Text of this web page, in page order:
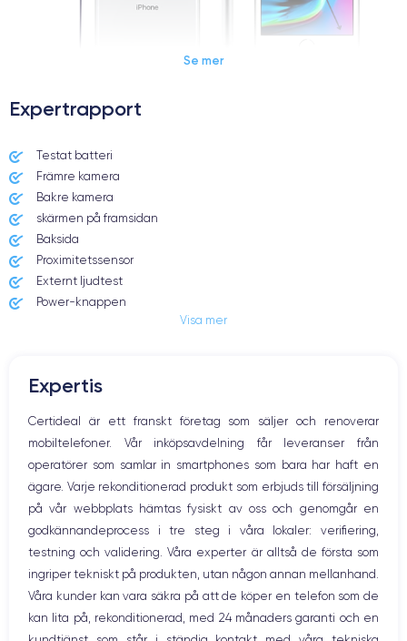
Date de sortie
12/09/2017
Dimensions
IPS LCD 4.7 pouces
Apple A11 Bionic 6
Nom GPU
Apple GPU (3-Core)
Fréq. processeur
2.06 GHz
12 MP 7 MP
Résolution vidéo
4K - 3840x2160px
Recharge rapide
Oui, minimum 18W
Batterie Dual SIM
Se mer
Expertrapport
Testat batteri
Främre kamera
Bakre kamera
skärmen på framsidan
Baksida
Proximitetssensor
Externt ljudtest
Power-knappen
Högtalare
Hem-knappen
Bluetooth
WiFi
Nätverk
Vibration
Prise USB
Visa mer
Expertis
Certideal är ett franskt företag som säljer och renoverar
mobiltelefoner. Vår inköpsavdelning får leveranser från
operatörer som samlar in smartphones som bara har haft en
ägare. Varje rekonditionerad produkt som erbjuds till försäljning
på vår webbplats hämtas fysiskt av oss och genomgår en
godkännandeprocess i tre steg i våra lokaler: verifiering,
testning och validering. Våra experter är alltså de första som
ingriper tekniskt på produkten, utan någon annan mellanhand.
Våra kunder kan vara säkra på att de köper en telefon som de
kan lita på, rekonditionerad, med 24 månaders garanti och en